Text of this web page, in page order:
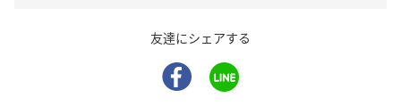
友達にシェアする